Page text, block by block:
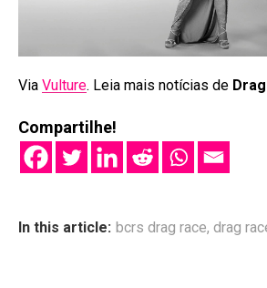
Via Vulture. Leia mais notícias de
Compartilhe!
In this article: bcrs drag race, drag